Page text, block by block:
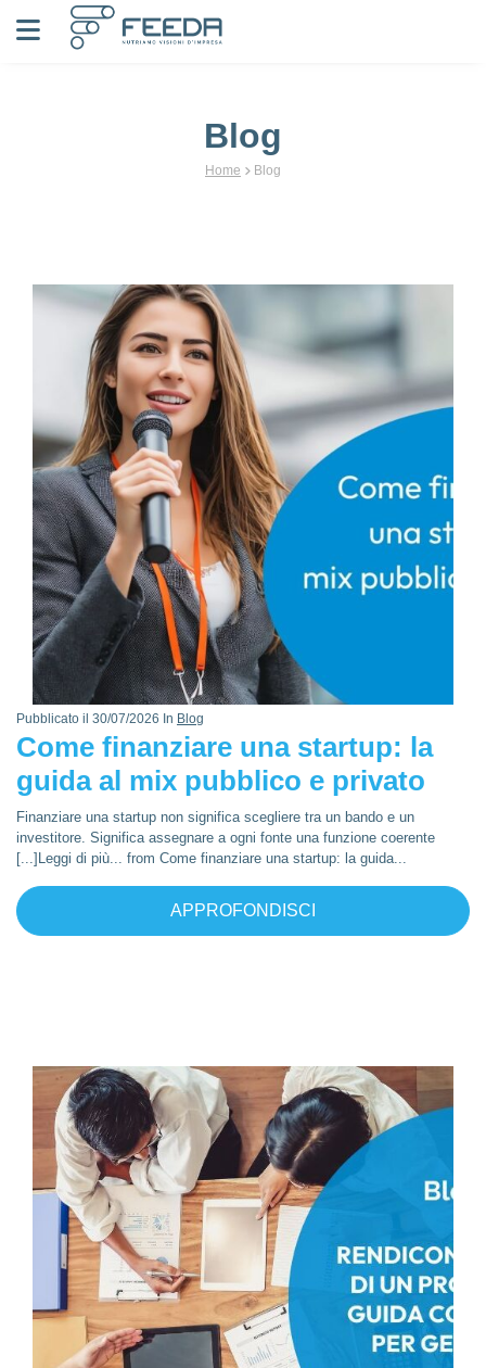
Vai al contenuto
Blog
Home Blog
Pubblicato il 30/07/2026 In Blog
Come finanziare una startup: la
guida al mix pubblico e privato
Finanziare una startup non significa scegliere tra un bando e un
investitore. Significa assegnare a ogni fonte una funzione coerente
[...]Leggi di più... from Come finanziare una startup: la guida...
APPROFONDISCI